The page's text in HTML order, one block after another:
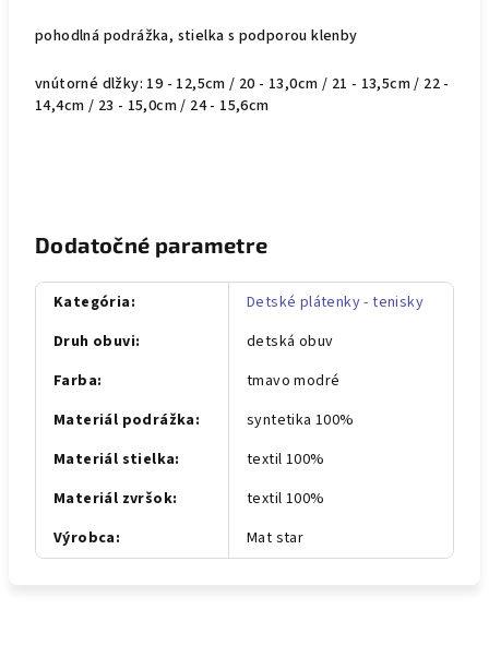
pohodlná podrážka, stielka s podporou klenby
vnútorné dlžky: 19 - 12,5cm / 20 - 13,0cm / 21 - 13,5cm / 22 -
14,4cm / 23 - 15,0cm / 24 - 15,6cm
Dodatočné parametre
Kategória:
Detské plátenky - tenisky
Druh obuvi:
detská obuv
Farba:
tmavo modré
Materiál podrážka:
syntetika 100%
Materiál stielka:
textil 100%
Materiál zvršok:
textil 100%
Výrobca: Mat star